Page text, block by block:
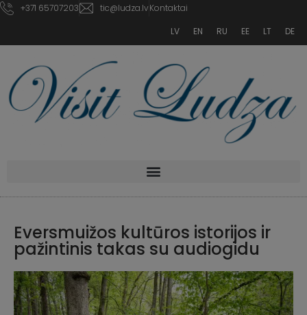
+371 65707203 tic@ludza.lvKontaktai
LV
EN RU EE LT DE
Eversmuižos kultūros istorijos ir
pažintinis takas su audiogidu